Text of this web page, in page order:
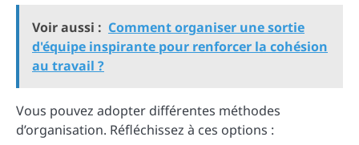
Voir aussi : Comment organiser une sortie
d'équipe inspirante pour renforcer la cohésion
au travail ?
Vous pouvez adopter différentes méthodes
d’organisation. Réfléchissez à ces options :